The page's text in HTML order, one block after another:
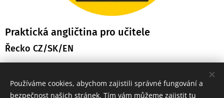
Praktická angličtina pro učitele
Řecko CZ/SK/EN
Používáme cookies, abychom zajistili správné fungování a
bezpečnost našich stránek. Tím vám můžeme zajistit tu